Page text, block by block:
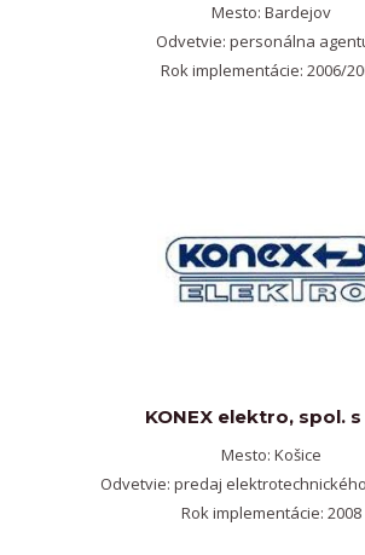
Mesto: Bardejov
Odvetvie: personálna
Rok implementácie: 2006/
KONEX elektro, spol.
Mesto: Košice
Odvetvie: predaj
Rok implementácie: 2008